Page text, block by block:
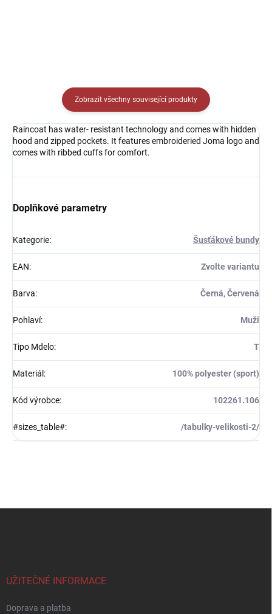
Zobrazit všechny související produkty
Raincoat has water- resistant technology and comes with hidden
hood and zipped pockets. It features embroideried Joma logo and
comes with ribbed cuffs for comfort.
Doplňkové parametry
Kategorie: Šusťákové bundy
EAN: Zvolte variantu
Barva: Černá, Červená
Pohlaví: Muži
Tipo Mdelo: T
Materiál : 100% polyester (sport)
Kód výrobce: 102261.106
#sizes_table#: /tabulky-velikosti-2/
UŽITEČNÉ INFORMACE
Doprava a platba